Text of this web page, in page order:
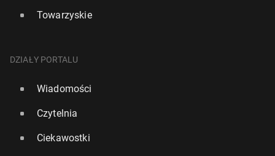
Towarzyskie
DZIAŁY PORTALU
Wiadomości
Czytelnia
Ciekawostki